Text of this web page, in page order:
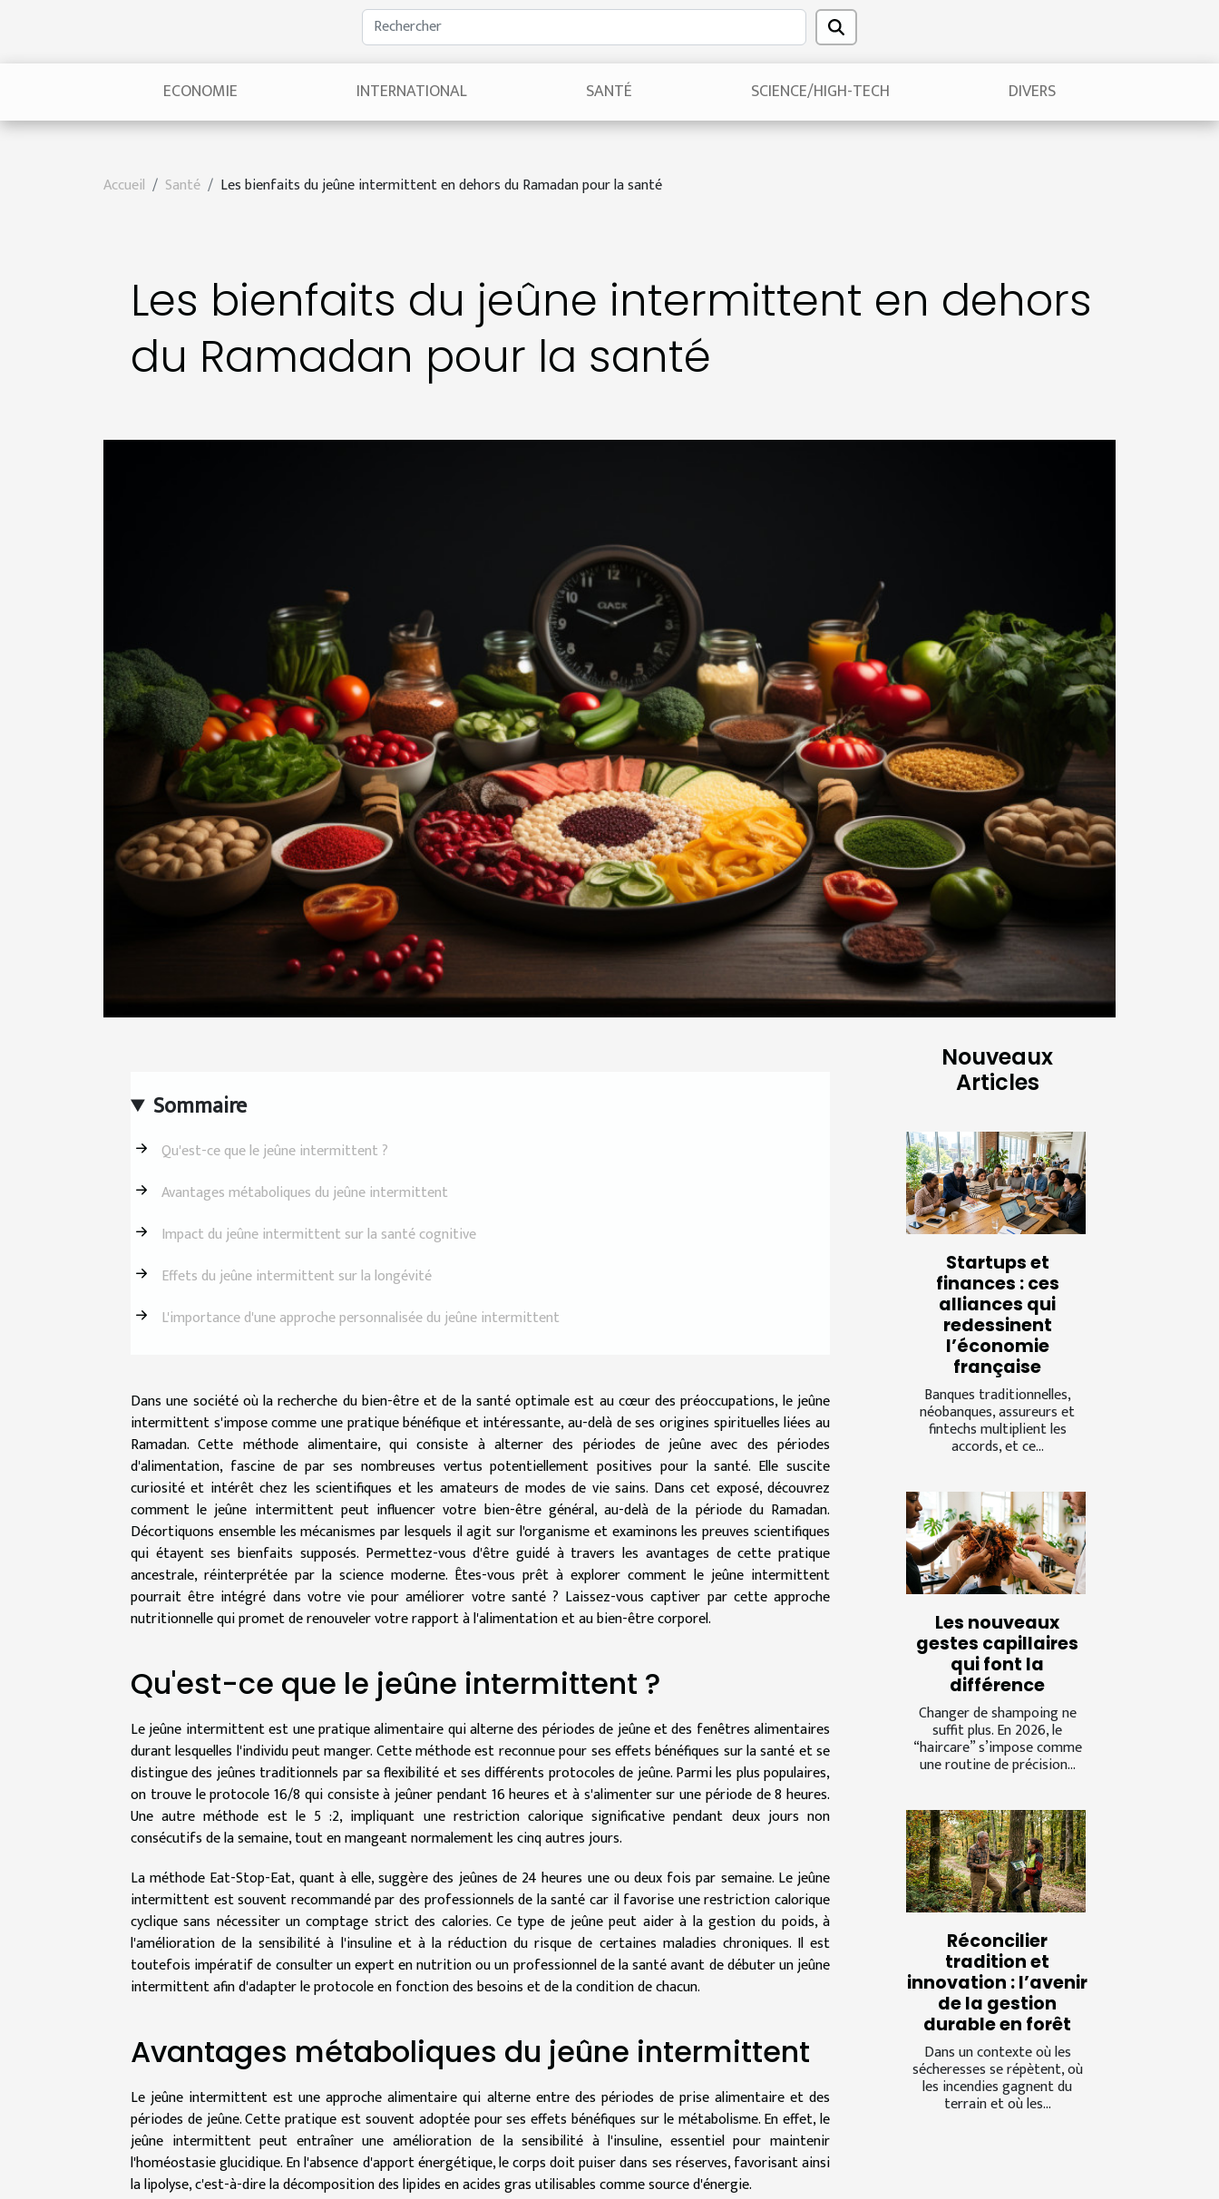
ECONOMIE INTERNATIONAL SANTÉ SCIENCE/HIGH-TECH DIVERS
Accueil Santé Les bienfaits du jeûne intermittent en dehors du Ramadan pour la santé
Les bienfaits du jeûne intermittent en dehors
du Ramadan pour la santé
Sommaire
Qu'est-ce que le jeûne intermittent ?
Avantages métaboliques du jeûne intermittent
Impact du jeûne intermittent sur la santé cognitive
Effets du jeûne intermittent sur la longévité
L'importance d'une approche personnalisée du jeûne intermittent
Dans une société où la recherche du bien-être et de la santé optimale est au cœur des préoccupations, le jeûne
intermittent s'impose comme une pratique bénéfique et intéressante, au-delà de ses origines spirituelles liées au
Ramadan. Cette méthode alimentaire, qui consiste à alterner des périodes de jeûne avec des périodes
d'alimentation, fascine de par ses nombreuses vertus potentiellement positives pour la santé. Elle suscite
curiosité et intérêt chez les scientifiques et les amateurs de modes de vie sains. Dans cet exposé, découvrez
comment le jeûne intermittent peut influencer votre bien-être général, au-delà de la période du Ramadan.
Décortiquons ensemble les mécanismes par lesquels il agit sur l'organisme et examinons les preuves scientifiques
qui étayent ses bienfaits supposés. Permettez-vous d'être guidé à travers les avantages de cette pratique
ancestrale, réinterprétée par la science moderne. Êtes-vous prêt à explorer comment le jeûne intermittent
pourrait être intégré dans votre vie pour améliorer votre santé ? Laissez-vous captiver par cette approche
nutritionnelle qui promet de renouveler votre rapport à l'alimentation et au bien-être corporel.
Qu'est-ce que le jeûne intermittent ?
Le jeûne intermittent est une pratique alimentaire qui alterne des périodes de jeûne et des fenêtres alimentaires
durant lesquelles l'individu peut manger. Cette méthode est reconnue pour ses effets bénéfiques sur la santé et se
distingue des jeûnes traditionnels par sa flexibilité et ses différents protocoles de jeûne. Parmi les plus populaires,
on trouve le protocole 16/8 qui consiste à jeûner pendant 16 heures et à s'alimenter sur une période de 8 heures.
Une autre méthode est le 5 :2, impliquant une restriction calorique significative pendant deux jours non
consécutifs de la semaine, tout en mangeant normalement les cinq autres jours.
La méthode Eat-Stop-Eat, quant à elle, suggère des jeûnes de 24 heures une ou deux fois par semaine. Le jeûne
intermittent est souvent recommandé par des professionnels de la santé car il favorise une restriction calorique
cyclique sans nécessiter un comptage strict des calories. Ce type de jeûne peut aider à la gestion du poids, à
l'amélioration de la sensibilité à l'insuline et à la réduction du risque de certaines maladies chroniques. Il est
toutefois impératif de consulter un expert en nutrition ou un professionnel de la santé avant de débuter un jeûne
intermittent afin d'adapter le protocole en fonction des besoins et de la condition de chacun.
Avantages métaboliques du jeûne intermittent
Le jeûne intermittent est une approche alimentaire qui alterne entre des périodes de prise alimentaire et des
périodes de jeûne. Cette pratique est souvent adoptée pour ses effets bénéfiques sur le métabolisme. En effet, le
jeûne intermittent peut entraîner une amélioration de la sensibilité à l'insuline, essentiel pour maintenir
l'homéostasie glucidique. En l'absence d'apport énergétique, le corps doit puiser dans ses réserves, favorisant ainsi
la lipolyse, c'est-à-dire la décomposition des lipides en acides gras utilisables comme source d'énergie.
Nouveaux
Articles
Startups et
finances : ces
alliances qui
redessinent
l’économie
française
Banques traditionnelles,
néobanques, assureurs et
fintechs multiplient les
accords, et ce...
Les nouveaux
gestes capillaires
qui font la
différence
Changer de shampoing ne
suffit plus. En 2026, le
“haircare” s’impose comme
une routine de précision...
Réconcilier
tradition et
innovation : l’avenir
de la gestion
durable en forêt
Dans un contexte où les
sécheresses se répètent, où
les incendies gagnent du
terrain et où les...